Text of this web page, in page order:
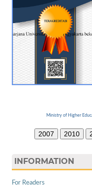
Ministry of Higher
2007 2010
INFORMATION
For Readers